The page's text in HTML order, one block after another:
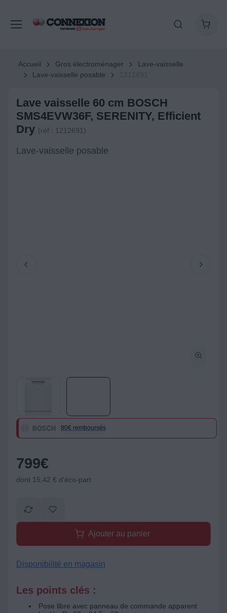
Accueil Gros électroménager
Lave-vaisselle
Lave-vaisselle posable
Lave vaisselle 60 cm BOSCH
SMS4EVW36F, SERENITY, Efficient
Dry (réf : 1212691)
Lave-vaisselle posable
80€ remboursés
799€
dont 15,42 € d'éco-part
Ajouter au panier
Disponibilité en magasin
Les points clés :
Pose libre avec panneau de commande apparent